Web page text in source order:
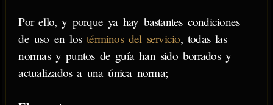
Por ello, y porque ya hay bastantes condiciones
de uso en lostérminos del servicio, todas las
normas y puntos de guía han sido borrados y
actualizados a una única norma;